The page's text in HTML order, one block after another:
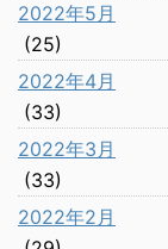
2022年5月
(25)
2022年4月
(33)
2022年3月
(33)
2022年2月